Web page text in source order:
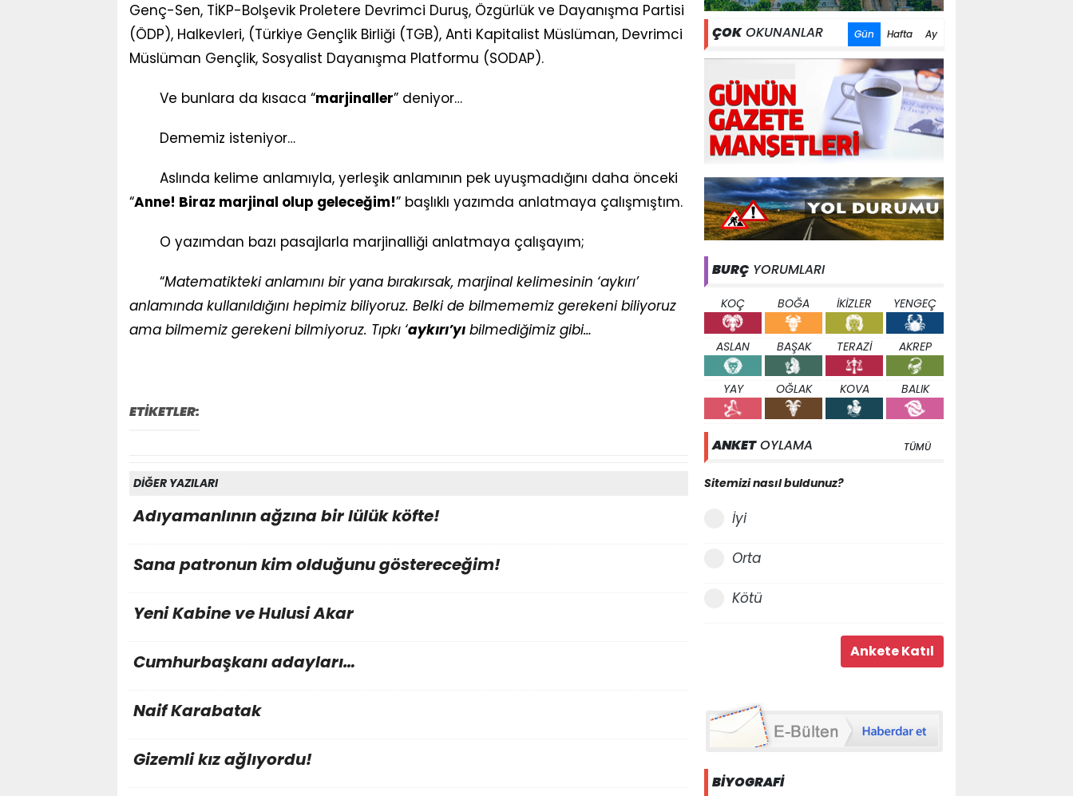
Genç-Sen, TİKP-Bolşevik Proletere Devrimci Duruş, Özgürlük ve Dayanışma Partisi
(ÖDP), Halkevleri, (Türkiye Gençlik Birliği (TGB), Anti Kapitalist Müslüman, Devrimci
Müslüman Gençlik, Sosyalist Dayanışma Platformu (SODAP).
Ve bunlara da kısaca “marjinaller” deniyor…
Dememiz isteniyor…
Aslında kelime anlamıyla, yerleşik anlamının pek uyuşmadığını daha önceki
“Anne! Biraz marjinal olup geleceğim!” başlıklı yazımda anlatmaya çalışmıştım.
O yazımdan bazı pasajlarla marjinalliği anlatmaya çalışayım;
“Matematikteki anlamını bir yana bırakırsak, marjinal kelimesinin ‘aykırı’
anlamında kullanıldığını hepimiz biliyoruz. Belki de bilmememiz gerekeni biliyoruz
ama bilmemiz gerekeni bilmiyoruz. Tıpkı ‘aykırı’yı bilmediğimiz gibi…
ETİKETLER:
DİĞER YAZILARI
Adıyamanlının ağzına bir lülük köfte!
Sana patronun kim olduğunu göstereceğim!
Yeni Kabine ve Hulusi Akar
Cumhurbaşkanı adayları…
Naif Karabatak
Gizemli kız ağlıyordu!
ÇOKOKUNANLAR Gün Hafta Ay
BURÇ YORUMLARI
KOÇ BOĞA İKİZLER YENGEÇ
ASLAN BAŞAK TERAZİ AKREP
YAY OĞLAK KOVA BALIK
ANKETOYLAMA TÜMÜ
Sitemizi nasıl buldunuz?
İyi
Orta
Kötü
BİYOGRAFİ